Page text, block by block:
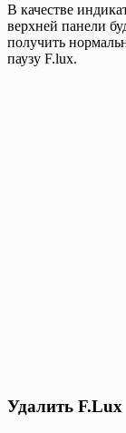
В качестве
верхней панели
получить
паузу F.lux.
Удалить F.Lux